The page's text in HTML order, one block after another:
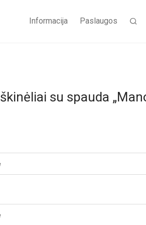
Informacija Paslaugos
su spauda